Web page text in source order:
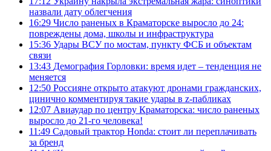
назвали дату облегчения
16:29 Число раненых в Краматорске выросло до 24:
повреждены дома, школы и инфраструктура
15:36 Удары ВСУ по мостам, пункту ФСБ и объектам
связи
13:43 Демография Горловки: время идет – тенденция не
меняется
12:50 Россияне открыто атакуют дронами гражданских,
цинично комментируя такие удары в z-пабликах
12:07 Авиаудар по центру Краматорска: число раненых
выросло до 21-го человека!
11:49 Садовый трактор Honda: стоит ли переплачивать
за бренд